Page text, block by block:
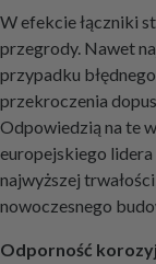
W efekcie łączniki
przegrody. Nawet
przypadku
przekroczenia
Odpowiedzią na te
europejskiego lidera
najwyższej
nowoczesnego
Odporność